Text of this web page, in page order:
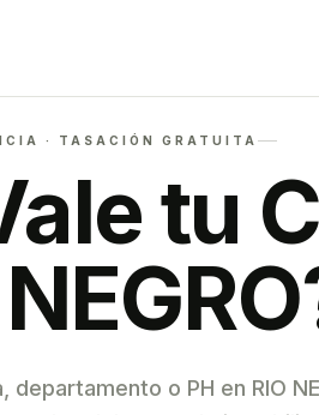
· TASACIÓN GRATUITA
tu
departamento o PH en RIO